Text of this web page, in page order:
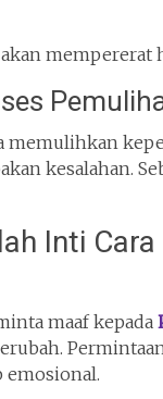
mempererat
memulihkan
kesalahan.
Inti
maaf kepada
emosional.